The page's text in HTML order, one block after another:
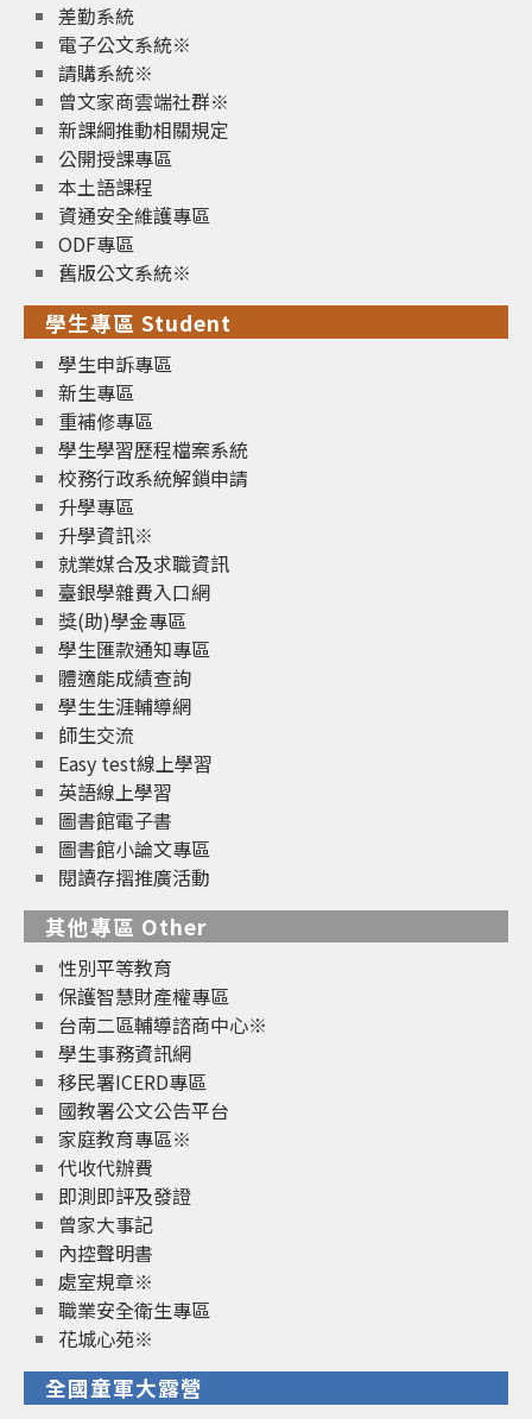
差勤系統
電子公文系統※
請購系統※
曾文家商雲端社群※
新課綱推動相關規定
公開授課專區
本土語課程
資通安全維護專區
ODF專區
舊版公文系統※
學生專區 Student
學生申訴專區
新生專區
重補修專區
學生學習歷程檔案系統
校務行政系統解鎖申請
升學專區
升學資訊※
就業媒合及求職資訊
臺銀學雜費入口網
獎(助)學金專區
學生匯款通知專區
體適能成績查詢
學生生涯輔導網
師生交流
Easy test線上學習
英語線上學習
圖書館電子書
圖書館小論文專區
閱讀存摺推廣活動
其他專區 Other
性別平等教育
保護智慧財產權專區
台南二區輔導諮商中心※
學生事務資訊網
移民署ICERD專區
國教署公文公告平台
家庭教育專區※
代收代辦費
即測即評及發證
曾家大事記
內控聲明書
處室規章※
職業安全衛生專區
花城心苑※
全國童軍大露營